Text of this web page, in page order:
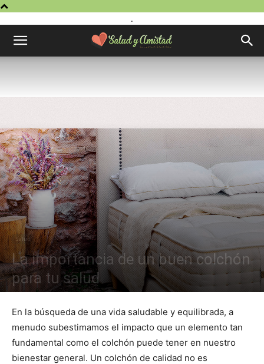
.
Salud
La importancia de un buen colchón
para tu salud
En la búsqueda de una vida saludable y equilibrada, a
menudo subestimamos el impacto que un elemento tan
fundamental como el colchón puede tener en nuestro
bienestar general. Un colchón de calidad no es